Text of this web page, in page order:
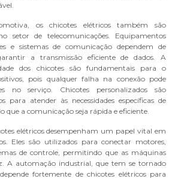
os chicotes elétricos também são
setor de telecomunicações. Equipamentos
e sistemas de comunicação dependem de
a transmissão eficiente de dados. A
dos chicotes são fundamentais para o
pois qualquer falha na conexão pode
no serviço. Chicotes personalizados são
para atender às necessidades específicas de
que a comunicação seja rápida e eficiente.
elétricos desempenham um papel vital em
Eles são utilizados para conectar motores,
de controle, permitindo que as máquinas
A automação industrial, que tem se tornado
fortemente de chicotes elétricos para